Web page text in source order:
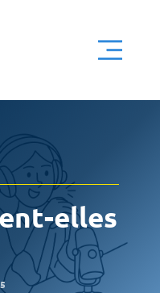
elles